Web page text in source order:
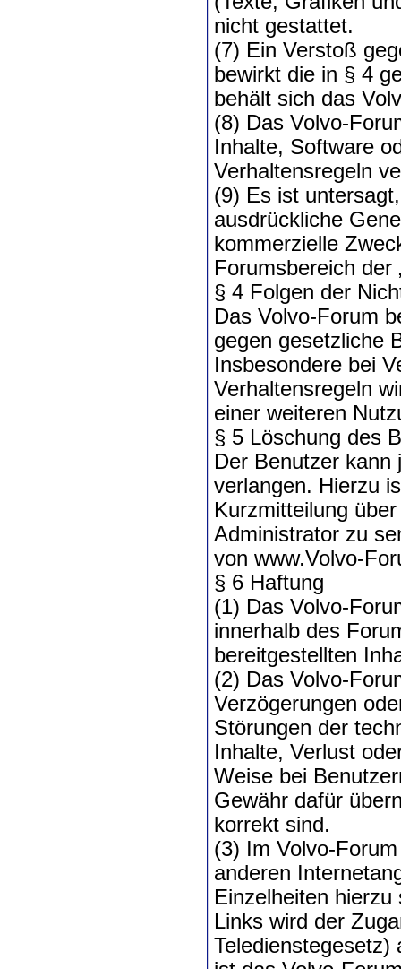
nicht gestattet.
(7) Ein Verstoß
bewirkt die in § 4
behält sich das
(8) Das Volvo-
Inhalte, Software
Verhaltensregeln
(9) Es ist
ausdrückliche
kommerzielle
Forumsbereich der
§ 4 Folgen der
Das Volvo-Forum
gegen gesetzliche
Insbesondere bei
Verhaltensregeln
einer weiteren
§ 5 Löschung des
Der Benutzer kann
verlangen. Hierzu
Kurzmitteilung
Administrator zu
von www.Volvo-
§ 6 Haftung
(1) Das Volvo-
innerhalb des
bereitgestellten
(2) Das Volvo-
Verzögerungen
Störungen der
Inhalte, Verlust
Weise bei
Gewähr dafür
korrekt sind.
(3) Im Volvo-
anderen
Einzelheiten
Links wird der